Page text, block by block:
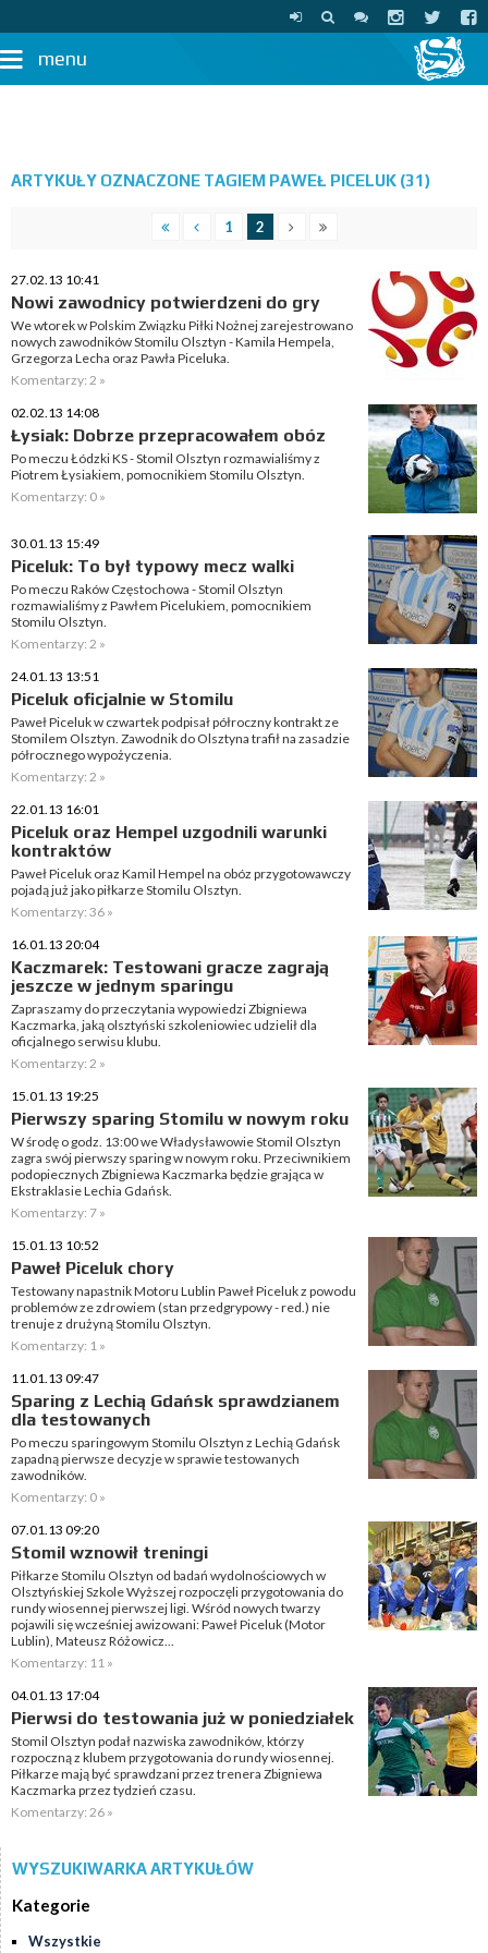
menu
ARTYKUŁY OZNACZONE TAGIEM PAWEŁ PICELUK (31)
1 2
27.02.13 10:41
Nowi zawodnicy potwierdzeni do gry
We wtorek w Polskim Związku Piłki Nożnej zarejestrowano
nowych zawodników Stomilu Olsztyn - Kamila Hempela,
Grzegorza Lecha oraz Pawła Piceluka.
Komentarzy: 2 »
02.02.13 14:08
Łysiak: Dobrze przepracowałem obóz
Po meczu Łódzki KS - Stomil Olsztyn rozmawialiśmy z
Piotrem Łysiakiem, pomocnikiem Stomilu Olsztyn.
Komentarzy: 0 »
30.01.13 15:49
Piceluk: To był typowy mecz walki
Po meczu Raków Częstochowa - Stomil Olsztyn
rozmawialiśmy z Pawłem Picelukiem, pomocnikiem
Stomilu Olsztyn.
Komentarzy: 2 »
24.01.13 13:51
Piceluk oficjalnie w Stomilu
Paweł Piceluk w czwartek podpisał półroczny kontrakt ze
Stomilem Olsztyn. Zawodnik do Olsztyna trafił na zasadzie
półrocznego wypożyczenia.
Komentarzy: 2 »
22.01.13 16:01
Piceluk oraz Hempel uzgodnili warunki
kontraktów
Paweł Piceluk oraz Kamil Hempel na obóz przygotowawczy
pojadą już jako piłkarze Stomilu Olsztyn.
Komentarzy: 36 »
16.01.13 20:04
Kaczmarek: Testowani gracze zagrają
jeszcze w jednym sparingu
Zapraszamy do przeczytania wypowiedzi Zbigniewa
Kaczmarka, jaką olsztyński szkoleniowiec udzielił dla
oficjalnego serwisu klubu.
Komentarzy: 2 »
15.01.13 19:25
Pierwszy sparing Stomilu w nowym roku
W środę o godz. 13:00 we Władysławowie Stomil Olsztyn
zagra swój pierwszy sparing w nowym roku. Przeciwnikiem
podopiecznych Zbigniewa Kaczmarka będzie grająca w
Ekstraklasie Lechia Gdańsk.
Komentarzy: 7 »
15.01.13 10:52
Paweł Piceluk chory
Testowany napastnik Motoru Lublin Paweł Piceluk z powodu
problemów ze zdrowiem (stan przedgrypowy - red.) nie
trenuje z drużyną Stomilu Olsztyn.
Komentarzy: 1 »
11.01.13 09:47
Sparing z Lechią Gdańsk sprawdzianem
dla testowanych
Po meczu sparingowym Stomilu Olsztyn z Lechią Gdańsk
zapadną pierwsze decyzje w sprawie testowanych
zawodników.
Komentarzy: 0 »
07.01.13 09:20
Stomil wznowił treningi
Piłkarze Stomilu Olsztyn od badań wydolnościowych w
Olsztyńskiej Szkole Wyższej rozpoczęli przygotowania do
rundy wiosennej pierwszej ligi. Wśród nowych twarzy
pojawili się wcześniej awizowani: Paweł Piceluk (Motor
Lublin), Mateusz Różowicz...
Komentarzy: 11 »
04.01.13 17:04
Pierwsi do testowania już w poniedziałek
Stomil Olsztyn podał nazwiska zawodników, którzy
rozpoczną z klubem przygotowania do rundy wiosennej.
Piłkarze mają być sprawdzani przez trenera Zbigniewa
Kaczmarka przez tydzień czasu.
Komentarzy: 26 »
WYSZUKIWARKA ARTYKUŁÓW
Kategorie
Wszystkie